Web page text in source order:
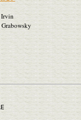
Irvin